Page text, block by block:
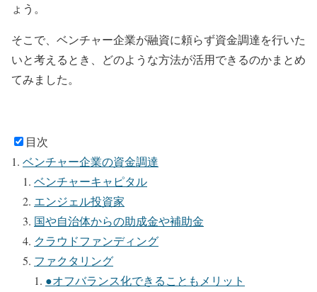
ょう。
そこで、ベンチャー企業が融資に頼らず資金調達を行いた
いと考えるとき、どのような方法が活用できるのかまとめ
てみました。
目次
ベンチャー企業の資金調達
ベンチャーキャピタル
エンジェル投資家
国や自治体からの助成金や補助金
クラウドファンディング
ファクタリング
●オフバランス化できることもメリット